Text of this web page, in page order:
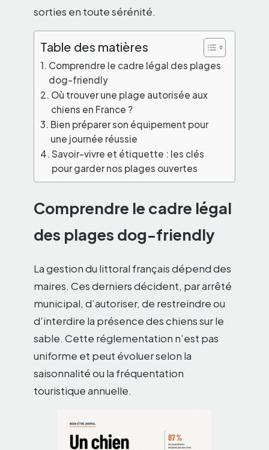
sorties en toute sérénité.
Table des matières
Comprendre le cadre légal des plages
dog-friendly
Où trouver une plage autorisée aux
chiens en France ?
Bien préparer son équipement pour
une journée réussie
Savoir-vivre et étiquette : les clés
pour garder nos plages ouvertes
Comprendre le cadre légal
des plages dog-friendly
La gestion du littoral français dépend des
maires. Ces derniers décident, par arrêté
municipal, d’autoriser, de restreindre ou
d’interdire la présence des chiens sur le
sable. Cette réglementation n’est pas
uniforme et peut évoluer selon la
saisonnalité ou la fréquentation
touristique annuelle.